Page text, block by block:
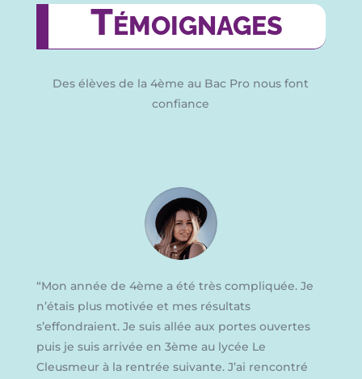
Témoignages
Des élèves de la 4ème au Bac Pro nous font
confiance
“Mon année de 4ème a été très compliquée. Je
n’étais plus motivée et mes résultats
s’effondraient. Je suis allée aux portes ouvertes
puis je suis arrivée en 3ème au lycée Le
Cleusmeur à la rentrée suivante. J’ai rencontré